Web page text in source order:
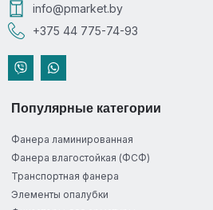
info@pmarket.by
+375 44 775-74-93
Популярные категории
Фанера ламинированная
Фанера влагостойкая (ФСФ)
Транспортная фанера
Элементы опалубки